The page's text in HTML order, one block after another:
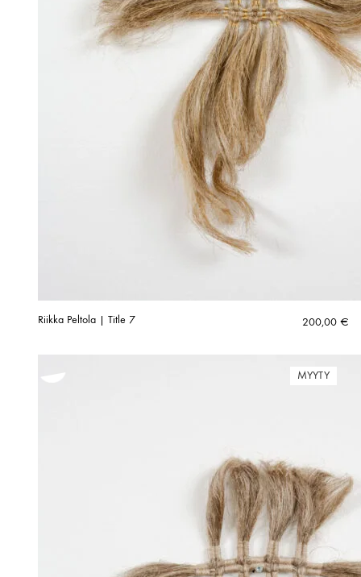
Riikka Peltola | Title 7 200,00 €
MYYTY